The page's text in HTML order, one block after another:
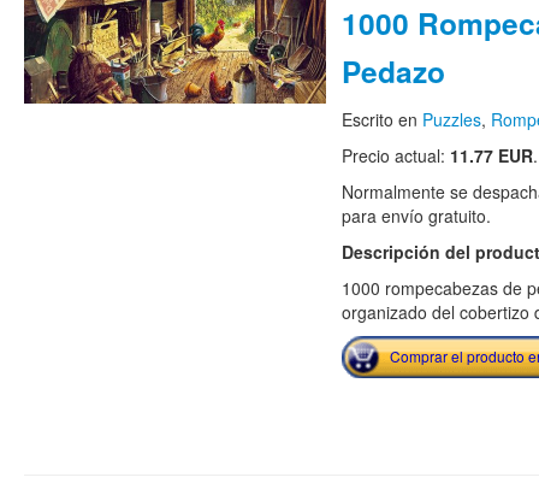
1000
Pedazo
Escrito en Puzzles,
Precio actual: 11.77 EUR.
Normalmente se
para envío gratuito.
Descripción del
1000 rompecabezas de
organizado del cobertizo
Comprar el producto